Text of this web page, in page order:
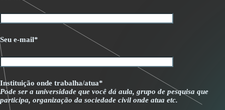
Seu e-mail*
Instituição onde trabalha/atua*
Pode ser a universidade que você dá aula, grupo de pesquisa que
participa, organização da sociedade civil onde atua etc.